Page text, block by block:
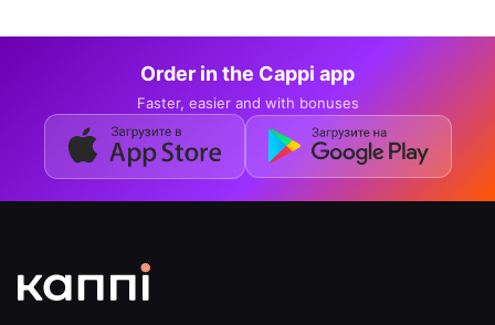
Order in the Cappi app
Faster, easier and with bonuses